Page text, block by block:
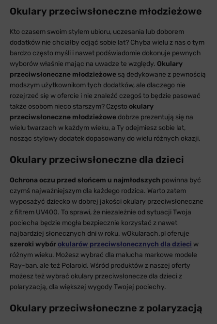
Okulary przeciwsłoneczne młodzieżowe
Kto czasem swoim stylem ubioru, uczesania lub doborem
dodatków nie chciałby odjąć sobie lat? Chyba wielu z nas o tym
bardzo często myśli i nawet podświadomie dokonuje pewnych
wyborów właśnie mając na uwadze te względy. Okulary
przeciwsłoneczne młodzieżowe są dedykowane z pewnością
modszym użytkownikom tych dodatków, ale dlaczego nie
rozejrzeć się w ofercie i nie znaleźć czegoś to będzie pasować
także osobom nieco starszym? Często okulary
przeciwsłoneczne młodzieżowe dobrze prezentują się na
wielu twarzach w każdym wieku, a Ty odejmiesz sobie lat,
nosząc stylowy dodatek dopasowany do wielu różnych okazji.
Okulary przeciwsłoneczne dla dzieci
Ochrona oczu przed słońcem u najmłodszych powinna być
czymś najważniejszym dla każdego rodzica. Warto zatem
wyposażyć dziecko w dobrej jakości okulary przeciwsłoneczne
z filtrem UV400. To sprawi, że niezależnie od sytuacji Twoja
pociecha będzie mogła bezpiecznie korzystać z nawet
najbardziej słonecznych dni w roku. wOkularach.pl oferuje
szeroki wybórokularów przeciwsłonecznych dla dzieci w
różnym wieku. Możesz wybrać dla malucha markowe modele
Ray-ban, ale też Polaroid. Wśród produktów z naszej oferty
możesz też wybrać okulary przeciwsłonecze dla dzieci z
polaryzacją, dla większej wygody Twojej pociechy.
Okulary przeciwsłoneczne z polaryzacją